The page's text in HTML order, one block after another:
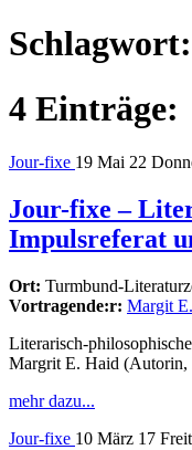
Schlagwort:
4 Einträge:
Jour-fixe 19 Mai 22
Jour-fixe –
Impulsreferat
Ort: Turmbund-
Vortragende:r: Margit
Literarisch-
Margrit E. Haid (Autorin,
mehr dazu...
Jour-fixe 10 März 17